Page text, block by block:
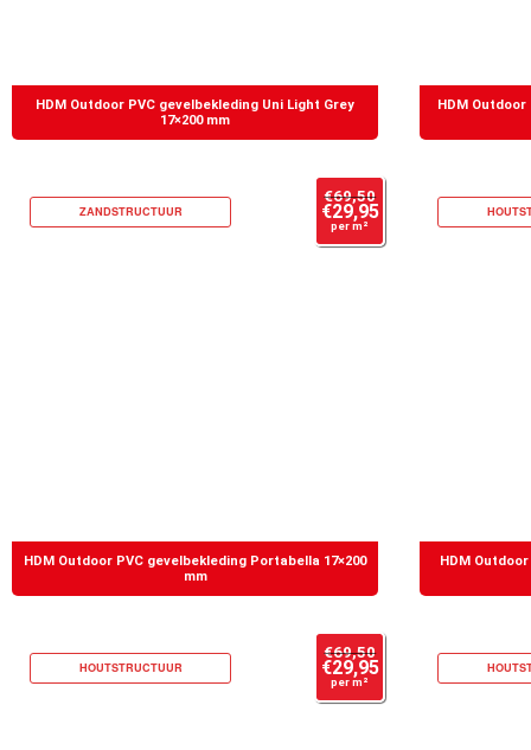
HDM Outdoor PVC gevelbekleding Uni Light Grey
17×200 mm
HDM
HDM Outdoor PVC gevelbekleding Portabella 17×200
mm
ZANDSTRUCTUUR
€69,50
€29,95
per m²
HDM
HOUTSTRUCTUUR
€69,50
€29,95
per m²